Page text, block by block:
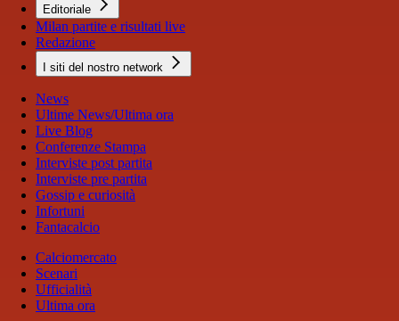
Editoriale
Milan partite e risultati live
Redazione
I siti del nostro network
News
Ultime News/Ultima ora
Live Blog
Conferenze Stampa
Interviste post partita
Interviste pre partita
Gossip e curiosità
Infortuni
Fantacalcio
Calciomercato
Scenari
Ufficialità
Ultima ora